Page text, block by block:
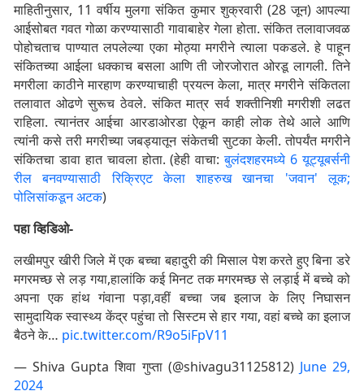
माहितीनुसार, 11 वर्षीय मुलगा संकित कुमार शुक्रवारी (28 जून) आपल्या
आईसोबत गवत गोळा करण्यासाठी गावाबाहेर गेला होता. संकित तलावाजवळ
पोहोचताच पाण्यात लपलेल्या एका मोठ्या मगरीने त्याला पकडले. हे पाहून
संकितच्या आईला धक्काच बसला आणि ती जोरजोरात ओरडू लागली. तिने
मगरीला काठीने मारहाण करण्याचाही प्रयत्न केला, मात्र मगरीने संकितला
तलावात ओढणे सुरूच ठेवले. संकित मात्र सर्व शक्तीनिशी मगरीशी लढत
राहिला. त्यानंतर आईचा आरडाओरडा ऐकून काही लोक तेथे आले आणि
त्यांनी कसे तरी मगरीच्या जबड्यातून संकेतची सुटका केली. तोपर्यंत मगरीने
संकितचा डावा हात चावला होता. (हेही वाचा:बुलंदशहरमध्ये 6 यूट्यूबर्सनी
रील बनवण्यासाठी रिक्रिएट केला शाहरुख खानचा 'जवान' लूक;
पोलिसांकडून अटक)
पहा व्हिडिओ-
लखीमपुर खीरी जिले में एक बच्चा बहादुरी की मिसाल पेश करते हुए बिना डरे
मगरमच्छ से लड़ गया,हालांकि कई मिनट तक मगरमच्छ से लड़ाई में बच्चे को
अपना एक हांथ गंवाना पड़ा,वहीं बच्चा जब इलाज के लिए निघासन
सामुदायिक स्वास्थ्य केंद्र पहुंचा तो सिस्टम से हार गया, वहां बच्चे का इलाज
बैठने के… pic.twitter.com/R9o5iFpV11
— Shiva Gupta शिवा गुप्ता (@shivagu31125812) June 29,
2024